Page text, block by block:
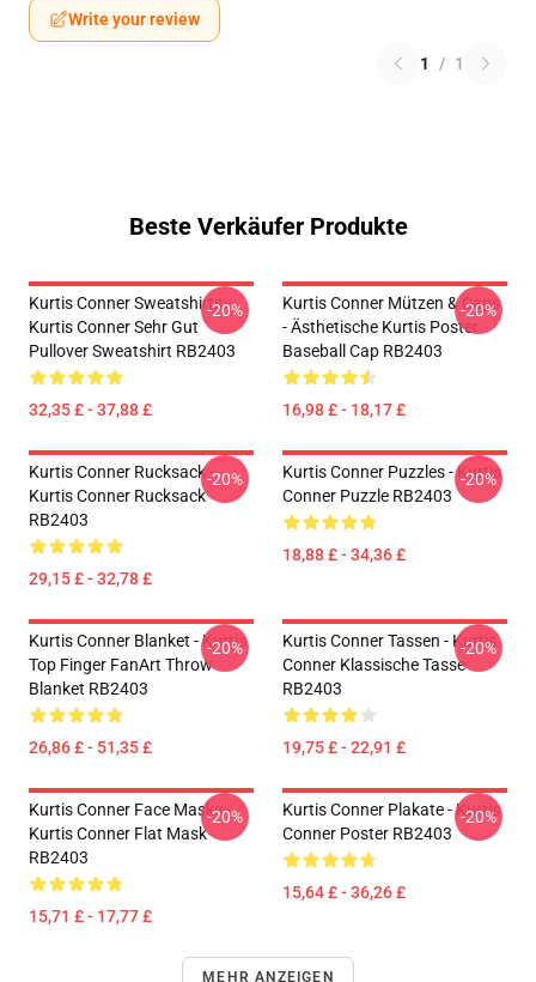
Write your review
1 / 1
Beste Verkäufer Produkte
Kurtis Conner Sweatshirts -
Kurtis Conner Sehr Gut
Pullover Sweatshirt RB2403
32,35 £ - 37,88 £
-20%
Kurtis Conner Mützen & Caps
- Ästhetische Kurtis Poster
Baseball Cap RB2403
16,98 £ - 18,17 £
-20%
Kurtis Conner Rucksack -
Kurtis Conner Rucksack
RB2403
29,15 £ - 32,78 £
-20%
Kurtis Conner Puzzles - Kurtis
Conner Puzzle RB2403
18,88 £ - 34,36 £
-20%
Kurtis Conner Blanket - Kurtis
Top Finger FanArt Throw
Blanket RB2403
26,86 £ - 51,35 £
-20%
Kurtis Conner Tassen - Kurtis
Conner Klassische Tasse
RB2403
19,75 £ - 22,91 £
-20%
Kurtis Conner Face Masks -
Kurtis Conner Flat Mask
RB2403
15,71 £ - 17,77 £
-20%
Kurtis Conner Plakate - Kurtis
Conner Poster RB2403
15,64 £ - 36,26 £
-20%
MEHR ANZEIGEN